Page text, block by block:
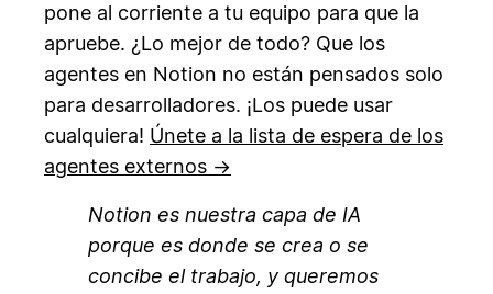
pone al corriente a tu equipo para que la
apruebe. ¿Lo mejor de todo? Que los
agentes en Notion no están pensados solo
para desarrolladores. ¡Los puede usar
cualquiera! Únete a la lista de espera de los
agentes externos →
Notion es nuestra capa de IA
porque es donde se crea o se
concibe el trabajo, y queremos